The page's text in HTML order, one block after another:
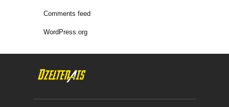
Comments feed
WordPress.org